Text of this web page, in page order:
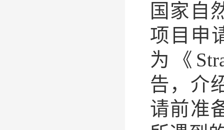
国家自
项目申
为《
告，介
请前准